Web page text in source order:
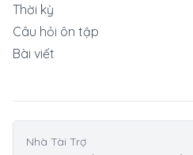
Thời kỳ
Câu hỏi ôn tập
Bài viết
Nhà Tài Trợ